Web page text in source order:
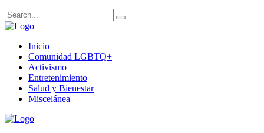
Inicio
Comunidad LGBTQ+
Activismo
Entretenimiento
Salud y Bienestar
Miscelánea